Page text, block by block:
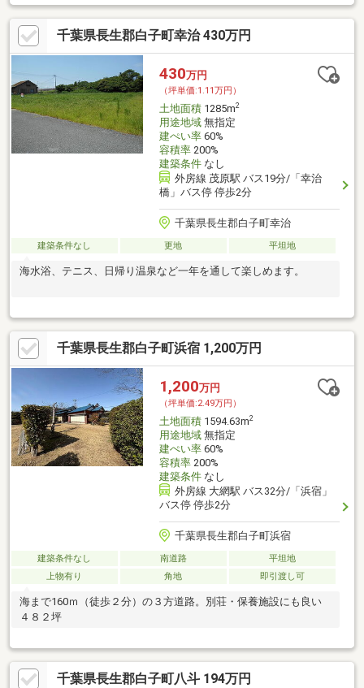
千葉県長生郡白子町幸治 430万円
430万円
（坪単価:1.11万円）
土地面積1285m2
用途地域無指定
建ぺい率60%
容積率200%
建築条件なし
外房線 茂原駅 バス19分/「幸治
橋」バス停 停歩2分
千葉県長生郡白子町幸治
建築条件なし 更地 平坦地
海水浴、テニス、日帰り温泉など一年を通して楽しめます。
千葉県長生郡白子町浜宿 1,200万円
1,200万円
（坪単価:2.49万円）
土地面積1594.63m2
用途地域無指定
建ぺい率60%
容積率200%
建築条件なし
外房線 大網駅 バス32分/「浜宿」
バス停 停歩2分
千葉県長生郡白子町浜宿
建築条件なし 南道路
平坦地
上物有り
角地 即引渡し可
海まで160ｍ（徒歩２分）の３方道路。別荘・保養施設にも良い
４８２坪
千葉県長生郡白子町八斗 194万円